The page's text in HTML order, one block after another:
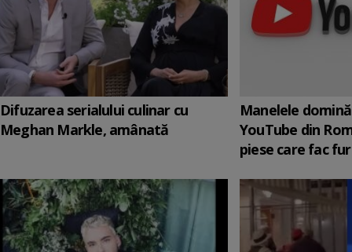
Difuzarea serialului culinar cu
Meghan Markle, amânată
Manelele
YouTube din
piese care fac